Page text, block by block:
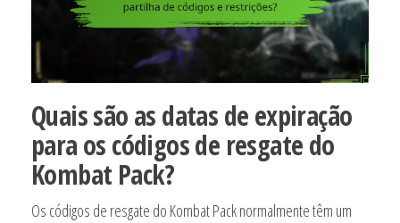
Quais são as datas de expiração
para os códigos de resgate do
Kombat Pack?
Os códigos de resgate do Kombat Pack normalmente têm um